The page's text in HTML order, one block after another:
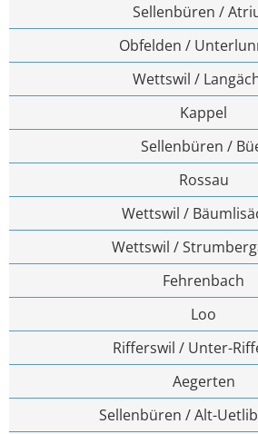
Sellenbüren /
Obfelden /
Wettswil /
Kappel
Sellenbüren /
Rossau
Wettswil /
Wettswil /
Fehrenbach
Loo
Rifferswil / Unter-
Aegerten
Sellenbüren / Alt-